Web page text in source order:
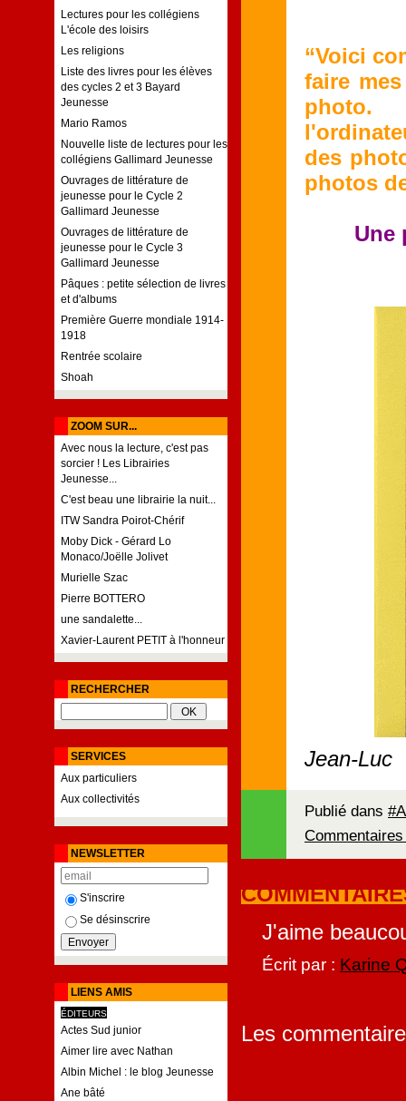
Lectures pour les collégiens
L'école des loisirs
Les religions
Liste des livres pour les élèves
des cycles 2 et 3 Bayard
Jeunesse
Mario Ramos
Nouvelle liste de lectures pour les
collégiens Gallimard Jeunesse
Ouvrages de littérature de
jeunesse pour le Cycle 2
Gallimard Jeunesse
Ouvrages de littérature de
jeunesse pour le Cycle 3
Gallimard Jeunesse
Pâques : petite sélection de livres
et d'albums
Première Guerre mondiale 1914-
1918
Rentrée scolaire
Shoah
ZOOM SUR...
Avec nous la lecture, c'est pas
sorcier ! Les Librairies
Jeunesse...
C'est beau une librairie la nuit...
ITW Sandra Poirot-Chérif
Moby Dick - Gérard Lo
Monaco/Joëlle Jolivet
Murielle Szac
Pierre BOTTERO
une sandalette...
Xavier-Laurent PETIT à l'honneur
RECHERCHER
SERVICES
Aux particuliers
Aux collectivités
NEWSLETTER
S'inscrire
Se désinscrire
LIENS AMIS
ÉDITEURS
Actes Sud junior
Aimer lire avec Nathan
Albin Michel : le blog Jeunesse
Ane bâté
“Voici
faire
photo.
des
photos
Une
Jean-Luc
Publié dans
J'aime
Écrit par : Karine
Les